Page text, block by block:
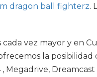
dragon ball fighterz.
cada vez mayor y en
la
Dreamcast